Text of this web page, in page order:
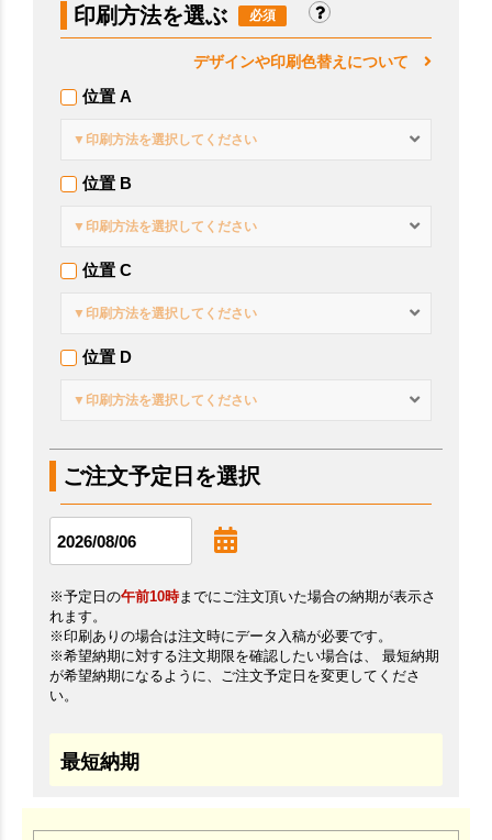
印刷方法を選ぶ
デザインや印刷色替えについて
位置 A
▼印刷方法を選択してください
位置 B
▼印刷方法を選択してください
位置 C
▼印刷方法を選択してください
位置 D
▼印刷方法を選択してください
ご注文予定日を選択
※予定日の午前10時までにご注文頂いた場合の納期が表示さ
れます。
※印刷ありの場合は注文時にデータ入稿が必要です。
※希望納期に対する注文期限を確認したい場合は、 最短納期
が希望納期になるように、ご注文予定日を変更してくださ
い。
最短納期